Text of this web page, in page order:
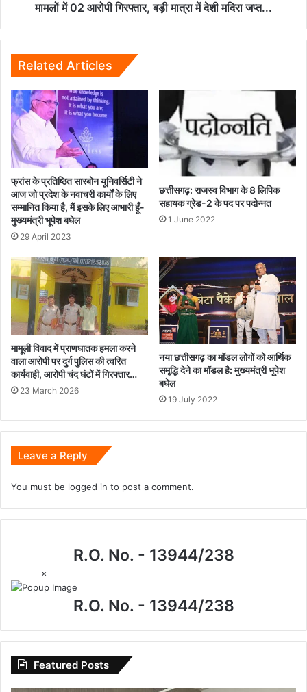
02
आरोपी
गिरफ्तार,
बड़ी
मात्रा
में
देशी
मदिरा
जप्त...
मामलों में 02 आरोपी गिरफ्तार, बड़ी मात्रा में देशी मदिरा जप्त...
Related Articles
फ्रांस के प्रतिष्ठित सारबोन यूनिवर्सिटी ने
आज जो प्रदेश के नवाचरी कार्यों के लिए
सम्मानित किया है, मैं इसके लिए आभारी हूँ-
मुख्यमंत्री भूपेश बघेल
29 April 2023
छत्तीसगढ़: राजस्व विभाग के 8 लिपिक
सहायक ग्रेड-2 के पद पर पदोन्नत
1 June 2022
मामूली विवाद में प्राणघातक हमला करने
वाला आरोपी पर दुर्ग पुलिस की त्वरित
कार्यवाही, आरोपी चंद घंटों में गिरफ्तार…
23 March 2026
नया छत्तीसगढ़ का मॉडल लोगों को आर्थिक
समृद्धि देने का मॉडल है: मुख्यमंत्री भूपेश
बघेल
19 July 2022
Leave a Reply
You must be logged in to post a comment.
R.O. No. - 13944/238
×
R.O. No. - 13944/238
Featured Posts